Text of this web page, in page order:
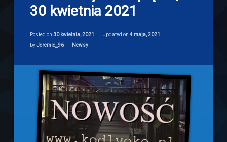
30 kwietnia 2021
Posted on30 kwietnia, 2021 Updated on4 maja, 2021
byJeremie_96 Categories:
Newsy